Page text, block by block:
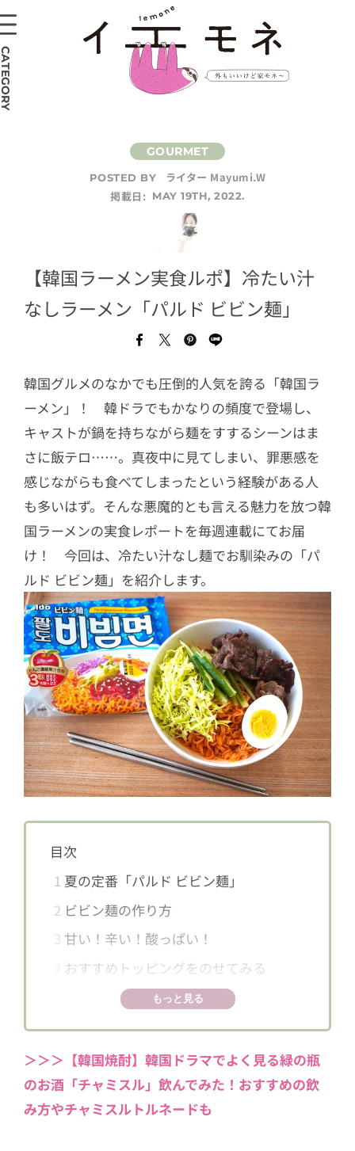
POSTED BY
ライター Mayumi.W
掲載日:
MAY 19TH, 2022.
【韓国ラーメン実食ルポ】冷たい汁
なしラーメン「パルド ビビン麺」
韓国グルメのなかでも圧倒的人気を誇る「韓国ラ
ーメン」！ 韓ドラでもかなりの頻度で登場し、
キャストが鍋を持ちながら麺をすするシーンはま
さに飯テロ……。真夜中に見てしまい、罪悪感を
感じながらも食べてしまったという経験がある人
も多いはず。そんな悪魔的とも言える魅力を放つ韓
国ラーメンの実食レポートを毎週連載にてお届
け！ 今回は、冷たい汁なし麺でお馴染みの「パ
ルド ビビン麺」を紹介します。
目次
1 夏の定番「パルド ビビン麺」
2 ビビン麺の作り方
3 甘い！辛い！酸っぱい！
おすすめトッピングをのせてみる
ビビン麺はどこで買えるの？
もっと見る
＞＞＞【韓国焼酎】韓国ドラマでよく見る緑の瓶
のお酒「チャミスル」飲んでみた！おすすめの飲
み方やチャミスルトルネードも